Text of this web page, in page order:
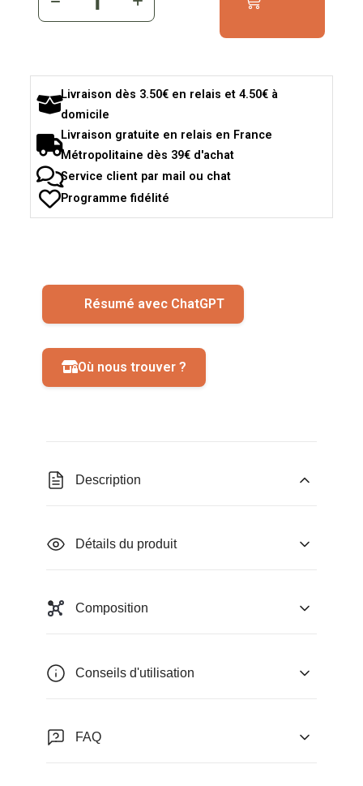
Livraison dès 3.50€ en relais et 4.50€ à
domicile
Livraison gratuite en relais en France
Métropolitaine dès 39€ d'achat
Service client par mail ou chat
Programme fidélité
Résumé avec ChatGPT
Où nous trouver ?
Description
Détails du produit
Composition
Conseils d'utilisation
FAQ